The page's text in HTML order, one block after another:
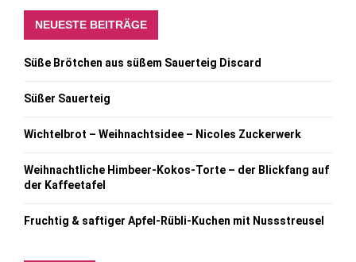
NEUESTE BEITRÄGE
Süße Brötchen aus süßem Sauerteig Discard
Süßer Sauerteig
Wichtelbrot – Weihnachtsidee – Nicoles Zuckerwerk
Weihnachtliche Himbeer-Kokos-Torte – der Blickfang auf
der Kaffeetafel
Fruchtig & saftiger Apfel-Rübli-Kuchen mit Nussstreusel